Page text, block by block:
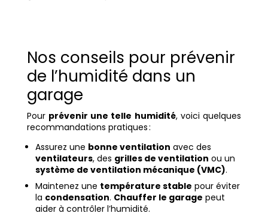
Nos conseils pour prévenir
de l’humidité dans un
garage
Pour prévenir une telle humidité, voici quelques
recommandations pratiques :
Assurez une bonne ventilation avec des
ventilateurs, des grilles de ventilation ou un
système de ventilation mécanique (VMC).
Maintenez une température stable pour éviter
la condensation. Chauffer le garage peut
aider à contrôler l’humidité.